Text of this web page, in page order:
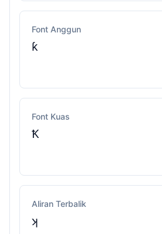
Font Anggun
ƙ
Font Kuas
Ꝁ
Aliran Terbalik
ʞ